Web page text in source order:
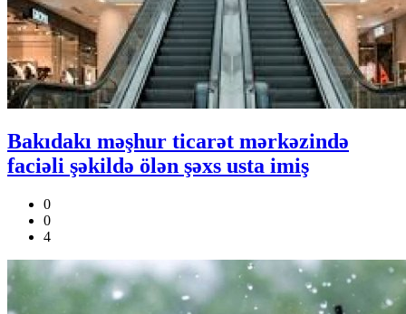
Bakıdakı məşhur ticarət mərkəzində
faciəli şəkildə ölən şəxs usta imiş
0
0
4